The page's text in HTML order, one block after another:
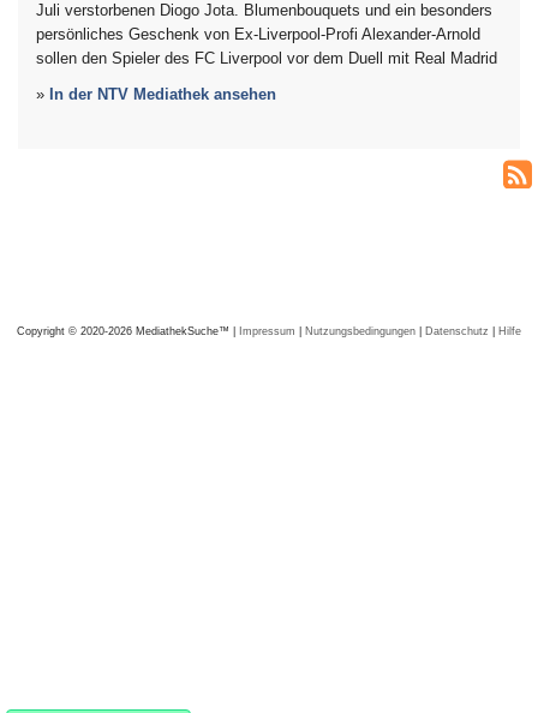
Juli verstorbenen Diogo Jota. Blumenbouquets und ein besonders
persönliches Geschenk von Ex-Liverpool-Profi Alexander-Arnold
sollen den Spieler des FC Liverpool vor dem Duell mit Real Madrid
» In der NTV Mediathek ansehen
Copyright © 2020-2026 MediathekSuche™ | Impressum | Nutzungsbedingungen | Datenschutz | Hilfe